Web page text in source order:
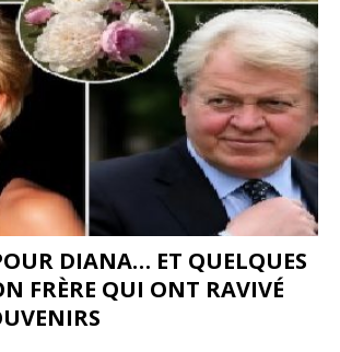
DIANA… ET QUELQUES
FRÈRE QUI ONT RAVIVÉ